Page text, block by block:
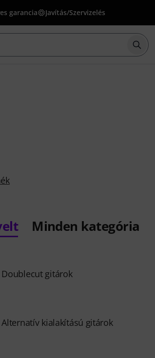
garancia Javítás/Szervizelés
Minden kategória
Doublecut gitárok
Alternatív kialakítású gitárok